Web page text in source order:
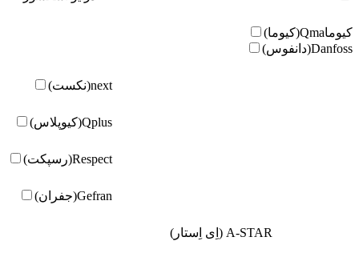
کیوماQma(کیوما)
Danfoss(دانفوس)
next(نکست)
Qplus(کیوپلاس)
Respect(رسپکت)
Gefran(جفران)
A-STAR (اِی اِستار)